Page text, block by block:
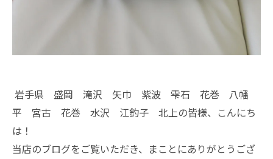
岩手県 盛岡 滝沢 矢巾 紫波 雫石 花巻 八幡
平 宮古 花巻 水沢 江釣子 北上の皆様、こんにち
は！
当店のブログをご覧いただき、まことにありがとうござ